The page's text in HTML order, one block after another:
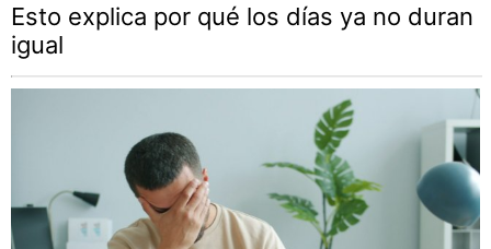
Esto explica por qué los días ya no duran
igual